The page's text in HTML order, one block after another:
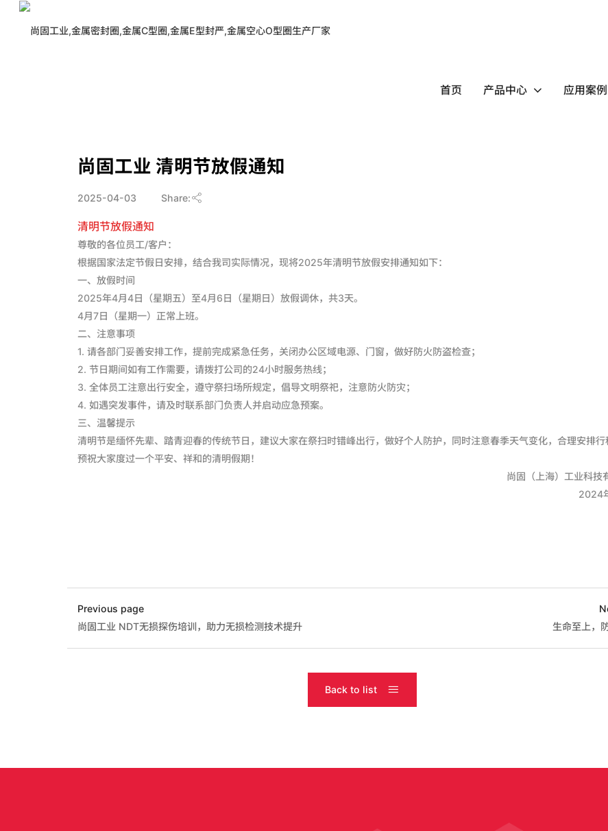
首页 产品中心 应用案例
尚固工业 清明节放假通知
2025-04-03 Share:
清明节放假通知
尊敬的各位员工/客户：
根据国家法定节假日安排，结合我司实际情况，现将2025年清明节放假安排通知如下：
一、放假时间
2025年4月4日（星期五）至4月6日（星期日）放假调休，共3天。
4月7日（星期一）正常上班。
二、注意事项
1. 请各部门妥善安排工作，提前完成紧急任务，关闭办公区域电源、门窗，做好防火防盗检查；
2. 节日期间如有工作需要，请拨打公司的24小时服务热线；
3. 全体员工注意出行安全，遵守祭扫场所规定，倡导文明祭祀，注意防火防灾；
4. 如遇突发事件，请及时联系部门负责人并启动应急预案。
三、温馨提示
清明节是缅怀先辈、踏青迎春的传统节日，建议大家在祭扫时错峰出行，做好个人防护，同时注意春季天气变化，合理安排行
预祝大家度过一个平安、祥和的清明假期！
尚固（上海）工业科技
2024
Previous page
尚固工业 NDT无损探伤培训，助力无损检测技术提升
生命至上，
Back to list